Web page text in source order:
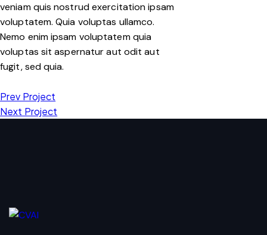
veniam quis nostrud exercitation ipsam
voluptatem. Quia voluptas ullamco.
Nemo enim ipsam voluptatem quia
voluptas sit aspernatur aut odit aut
fugit, sed quia.
Prev Project
Next Project